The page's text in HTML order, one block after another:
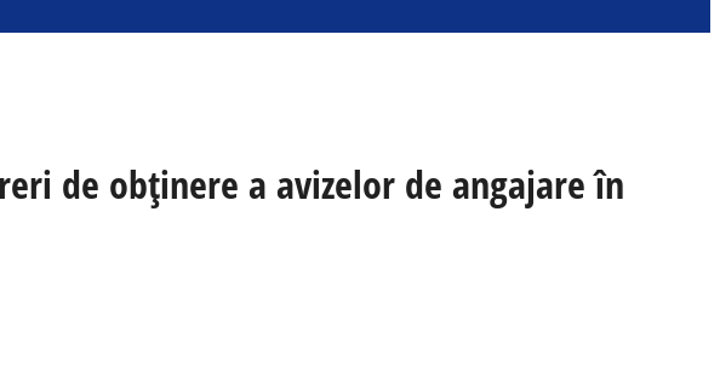
de obținere a avizelor de angajare în